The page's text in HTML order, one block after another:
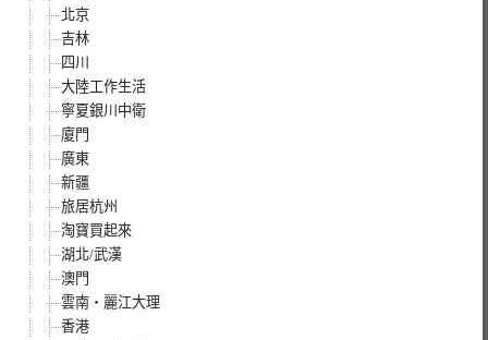
北京
吉林
四川
大陸工作生活
寧夏銀川中衛
廈門
廣東
新疆
旅居杭州
淘寶買起來
湖北/武漢
澳門
雲南‧麗江大理
香港